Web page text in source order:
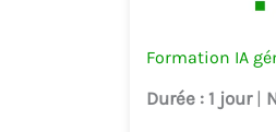
Formation IA
Durée : 1 jour |